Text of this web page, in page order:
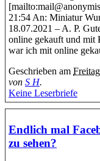
21:54 An: Miniatur
18.07.2021 – A. P.
online gekauft und mit
war ich mit online
Geschrieben am
von S H.
Keine Leserbriefe
Endlich mal
zu sehen?